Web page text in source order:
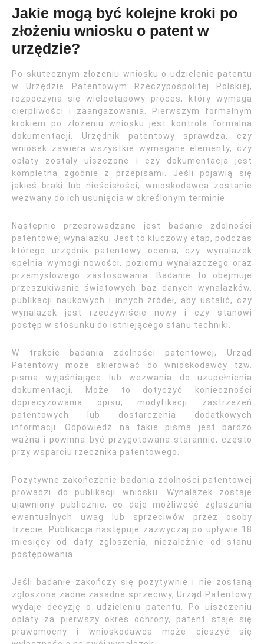
Jakie mogą być kolejne kroki po
złożeniu wniosku o patent w
urzędzie?
Po skutecznym złożeniu wniosku o udzielenie patentu
w Urzędzie Patentowym Rzeczypospolitej Polskiej,
rozpoczyna się wieloetapowy proces, który wymaga
cierpliwości i zaangażowania. Pierwszym formalnym
krokiem po złożeniu wniosku jest kontrola formalna
dokumentacji. Urzędnik patentowy sprawdza, czy
wniosek zawiera wszystkie wymagane elementy, czy
opłaty zostały uiszczone i czy dokumentacja jest
kompletna zgodnie z przepisami. Jeśli pojawią się
jakieś braki lub nieścisłości, wnioskodawca zostanie
wezwany do ich usunięcia w określonym terminie.
Następnie przeprowadzane jest badanie zdolności
patentowej wynalazku. Jest to kluczowy etap, podczas
którego urzędnik patentowy ocenia, czy wynalazek
spełnia wymogi nowości, poziomu wynalazczego oraz
przemysłowego zastosowania. Badanie to obejmuje
przeszukiwanie światowych baz danych wynalazków,
publikacji naukowych i innych źródeł, aby ustalić, czy
wynalazek jest rzeczywiście nowy i czy stanowi
postęp w stosunku do istniejącego stanu techniki.
W trakcie badania zdolności patentowej, Urząd
Patentowy może skierować do wnioskodawcy tzw.
pisma wyjaśniające lub wezwania do uzupełnienia
dokumentacji. Może to dotyczyć konieczności
doprecyzowania opisu, modyfikacji zastrzeżeń
patentowych lub dostarczenia dodatkowych
informacji. Odpowiedź na takie pisma jest bardzo
ważna i powinna być przygotowana starannie, często
przy wsparciu rzecznika patentowego.
Pozytywne zakończenie badania zdolności patentowej
prowadzi do publikacji wniosku. Wynalazek zostaje
ujawniony publicznie, co daje możliwość zgłaszania
ewentualnych uwag lub sprzeciwów przez osoby
trzecie. Publikacja następuje zazwyczaj po upływie 18
miesięcy od daty zgłoszenia, niezależnie od stanu
postępowania.
Jeśli badanie zakończy się pozytywnie i nie zostaną
zgłoszone żadne zasadne sprzeciwy, Urząd Patentowy
wydaje decyzję o udzieleniu patentu. Po uiszczeniu
opłaty za pierwszy okres ochrony, patent staje się
prawomocny i wnioskodawca może cieszyć się